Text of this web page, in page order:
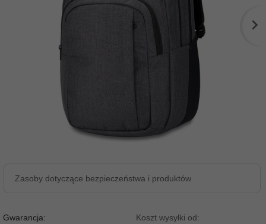
Zasoby dotyczące bezpieczeństwa i produktów
Gwarancja:
Koszt wysyłki od: